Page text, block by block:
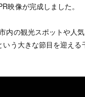
映像が完成しました。
内の観光スポットや人気
いう大きな節目を迎える